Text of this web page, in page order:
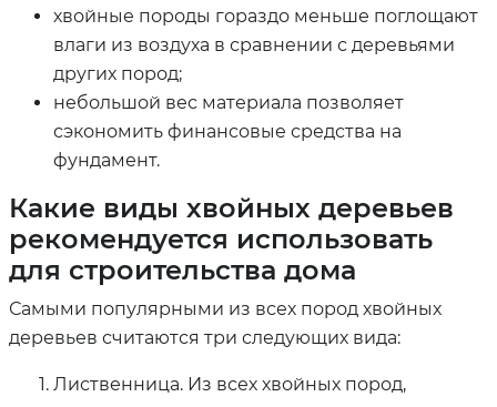
хвойные породы гораздо меньше поглощают
влаги из воздуха в сравнении с деревьями
других пород;
небольшой вес материала позволяет
сэкономить финансовые средства на
фундамент.
Какие виды хвойных деревьев
рекомендуется использовать
для строительства дома
Самыми популярными из всех пород хвойных
деревьев считаются три следующих вида:
Лиственница. Из всех хвойных пород,